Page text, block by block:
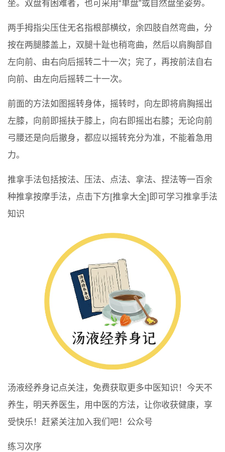
坐。双盘有困难者，也可采用“单盘”或自然盘坐姿势。
两手拇指尖压住无名指根部横纹，余四肢自然弯曲，分
按在两腿膝盖上，双腿十趾也稍弯曲，然后以肩胸部自
左向前、由右向后摇转二十一次；完了，再按前法自右
向前、由左向后摇转二十一次。
前面的方法如图摇转身体，摇转时，向左即将肩胸摇出
左膝，向前即摇扶于膝上，向右即摇出右膝；无论向前
弓腰还是向后撤身，都应以摇转充分为准，不能着急用
力。
推拿手法包括按法、压法、点法、拿法、捏法等一百余
种推拿按摩手法，点击下方[推拿大全]即可学习推拿手法
知识
汤液经养身记点关注，免费获取更多中医知识！今天不
养生，明天养医生，用中医的方法，让你收获健康，享
受快乐！赶紧关注加入我们吧！公众号
练习次序